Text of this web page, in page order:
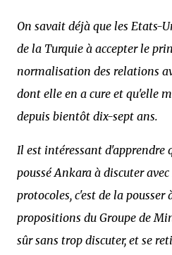
On savait déjà que les Etats-
de la Turquie à accepter le
normalisation des relations
dont elle en a cure et qu'elle
depuis bientôt dix-sept ans.
Il est intéressant d'apprendre
poussé Ankara à discuter
protocoles, c'est de la pousser
propositions du Groupe de
sûr sans trop discuter, et se